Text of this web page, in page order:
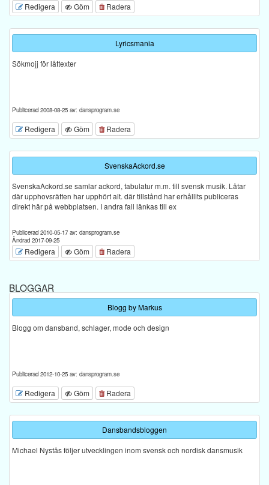
Redigera Göm Radera
Lyricsmania
Sökmojj för låttexter
Publicerad 2008-08-25 av: dansprogram.se
Redigera Göm Radera
SvenskaAckord.se
SvenskaAckord.se samlar ackord, tabulatur m.m. till svensk musik. Låtar
där upphovsrätten har upphört alt. där tillstånd har erhållits publiceras
direkt här på webbplatsen. I andra fall länkas till ex
Publicerad 2010-05-17 av: dansprogram.se
Ändrad 2017-09-25
Redigera Göm Radera
BLOGGAR
Blogg by Markus
Blogg om dansband, schlager, mode och design
Publicerad 2012-10-25 av: dansprogram.se
Redigera Göm Radera
Dansbandsbloggen
Michael Nystås följer utvecklingen inom svensk och nordisk dansmusik